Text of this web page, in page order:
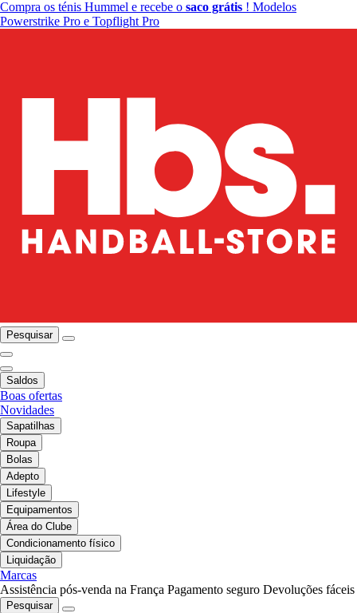
Compra os ténis Hummel e recebe o saco grátis ! Modelos
Powerstrike Pro e Topflight Pro
Pesquisar
Saldos
Boas ofertas
Novidades
Sapatilhas
Roupa
Bolas
Adepto
Lifestyle
Equipamentos
Área do Clube
Condicionamento físico
Liquidação
Marcas
Assistência pós-venda na França Pagamento seguro Devoluções fáceis
Pesquisar